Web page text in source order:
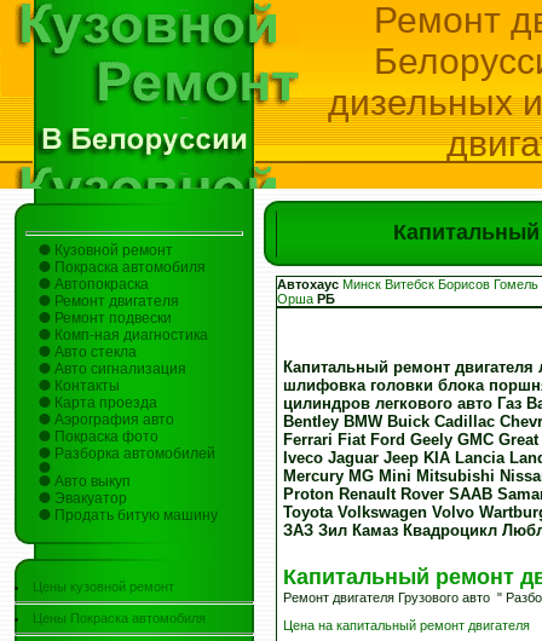
Ремонт
дизельных
Кузовной ремонт
Покраска автомобиля
Автопокраска
Ремонт двигателя
Ремонт подвески
Комп-ная диагностика
Авто стекла
Авто сигнализация
Контакты
Карта проезда
Аэрография авто
Покраска фото
Разборка автомобилей
Авто выкуп
Эвакуатор
Продать битую машину
Цены кузовной ремонт
Цены Покраска автомобиля
Автохаус Минск Витебск Борисов Гомель
Орша РБ
Капитальный ремонт
шлифовка головки блока
цилиндров легкового авто Газ
Bentley BMW Buick Cadillac
Ferrari Fiat Ford Geely GMC
Iveco Jaguar Jeep KIA Lancia
Mercury MG Mini Mitsubishi
Proton Renault Rover SAAB
Toyota Volkswagen Volvo
ЗАЗ Зил Камаз Квадроцикл
Капитальный ремонт
Ремонт двигателя Грузового авто "
Цена на капитальный ремонт двигателя